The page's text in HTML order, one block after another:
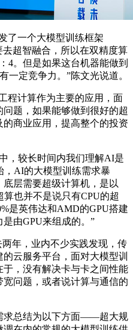
一个大模型训练框架
去超智融合，所以在双精度算
4。但是如果这台机器能做到
一定竞争力。”陈文光说道。
计算作为主要的应用，面
题，如果能够做到很好的超
商业应用，提高整个的投资
较长时间内我们理解AI是
，AI的大模型训练需求暴
层需要超级计算机，是以
也并不是说只有CPU的超
是英伟达和AMD的GPU搭建
由GPU来组成的。”
年，业内不少实践发现，传
云服务平台，面对大模型训
，没有解决卡与卡之间性能
问题，或者说计算与通信的
总结为以下方面——超大规